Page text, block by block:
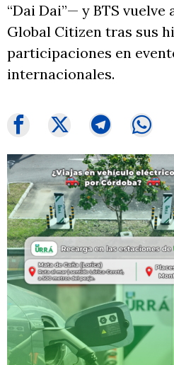
“Dai Dai”— y BTS vuelve
Global Citizen tras sus
participaciones en
internacionales.